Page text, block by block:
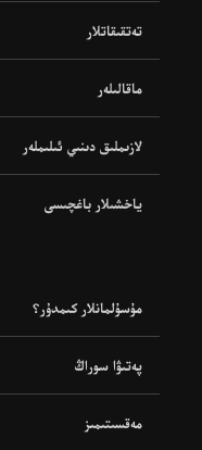
تەتقىقاتلار
ماقالىلەر
لازىملىق دىنىي ئىلىملەر
ياخشىلار باغچىسى
مۇسۇلمانلار كىمدۇر؟
پەتىۋا سوراڭ
مەقسىتىمىز